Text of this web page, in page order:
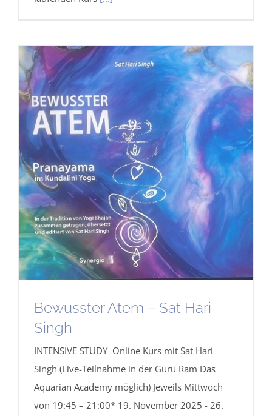
Bewusster Atem – Sat Hari
Singh
INTENSIVE STUDY Online Kurs mit Sat Hari
Singh (Live-Teilnahme in der Guru Ram Das
Aquarian Academy möglich) Jeweils Mittwoch
von 19:45 – 21:00* 19. November 2025 - 26.